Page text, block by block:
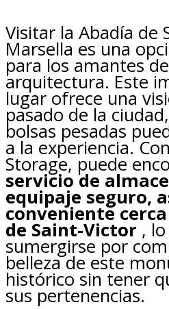
Visitar la Abadía de
Marsella es una
para los amantes
arquitectura. Este
lugar ofrece una
pasado de la
bolsas pesadas
a la experiencia.
Storage, puede
servicio de
equipaje seguro,
conveniente
de Saint-Victor ,
sumergirse por
belleza de este
histórico sin tener
sus pertenencias.